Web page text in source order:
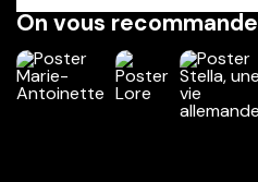
On vous recommande